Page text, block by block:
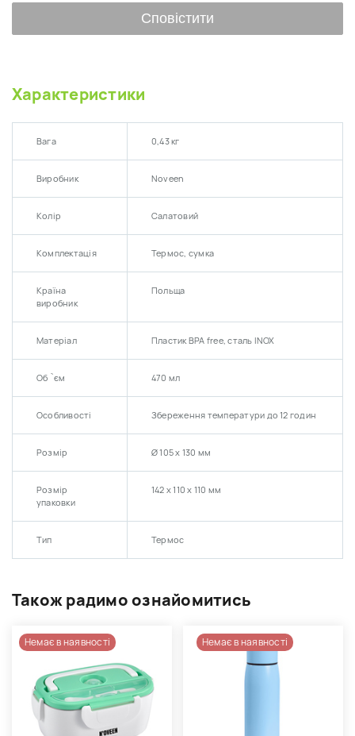
Сповістити
Характеристики
Вага 0,43 кг
Виробник Noveen
Колір Салатовий
Комплектація Термос, сумка
Країна
виробник
Польща
Матеріал Пластик BPA free, сталь INOX
Об `єм 470 мл
Особливості Збереження температури до 12 годин
Розмір Ø 105 x 130 мм
Розмір
упаковки
142 х 110 х 110 мм
Тип Термос
Також радимо ознайомитись
Немає в наявності Немає в наявності